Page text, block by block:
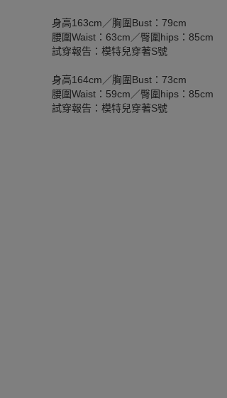
身高163cm／胸圍Bust：79cm
腰圍Waist：63cm／臀圍hips：85cm
試穿報告：模特兒穿著S號
身高164cm／胸圍Bust：73cm
腰圍Waist：59cm／臀圍hips：85cm
試穿報告：模特兒穿著S號